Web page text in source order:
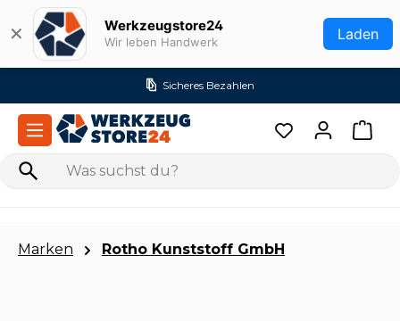
Zum Hauptinhalt springen
✕ Werkzeugstore24
Wir leben Handwerk Laden
Sicheres Bezahlen
Marken Rotho Kunststoff GmbH